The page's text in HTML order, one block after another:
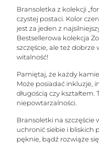
Bransoletka z kolekcji
czystej postaci. Kolor
jest za jeden z
Bestsellerowa kolekcja
szczęście, ale też dobrze
witalność!
Pamiętaj, że każdy
Może posiadać inkluzje,
długością czy kształtem.
niepowtarzalności.
Bransoletki na szczęście
uchronić siebie i bliskich
pęknie, bądź rozwiąże